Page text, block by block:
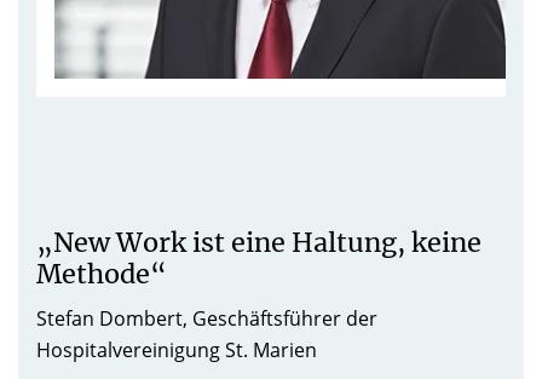
„New Work ist eine Haltung, keine
Methode“
Stefan Dombert, Geschäftsführer der
Hospitalvereinigung St. Marien